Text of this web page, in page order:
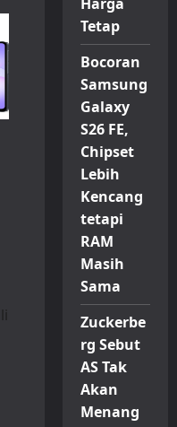
Tetap
Bocoran
Samsung
Galaxy
S26 FE,
Chipset
Lebih
Kencang
tetapi
RAM
Masih
Sama
Zuckerbe
rg Sebut
AS Tak
Akan
Menang